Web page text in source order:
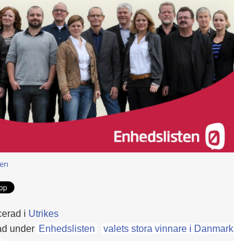
i Utrikes
under Enhedslisten
valets stora vinnare i Danmark